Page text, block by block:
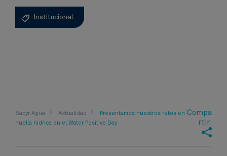
Institucional
Sacyr Agua Actualidad
Presentamos nuestros retos en
huella hídrica en el Water Positive Day
Compa
rtir: